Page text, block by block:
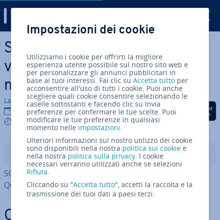
Vai al contenuto prin­ci­pa­le
SQL BETWEEN: per trovare
valori all’interno di un de­ter­
mi­na­to in­ter­val­lo
La redazione di IONOS
16 gen 2025
4 mins
Condividi via Facebook
Condividi via Twitter
Condividi via
Indice
SQL BETWEEN è usato per definire un campo di valori.
Questo operatore funziona con numeri, dati e testi.
Cos’è SQL BETWEEN?
Impostazioni dei cookie
Utilizziamo i cookie per offrirti la migliore
esperienza utente possibile sul nostro sito web e
per personalizzare gli annunci pubblicitari in
base ai tuoi interessi. Fai clic suAccetta tutto per
acconsentire all'uso di tutti i cookie. Puoi anche
scegliere quali cookie consentire selezionando le
caselle sottostanti e facendo clic su Invia
preferenze per confermare le tue scelte. Puoi
modificare le tue preferenze in qualsiasi
momento nelle impostazioni.
Ulteriori informazioni sul nostro utilizzo dei cookie
sono disponibili nella nostra politica sui cookie e
nella nostra politica sulla privacy. I cookie
necessari verranno utilizzati anche se selezioni
Rifiuta.
Cliccando su "Accetta tutto", accetti la raccolta e la
trasmissione dei tuoi dati a paesi terzi.